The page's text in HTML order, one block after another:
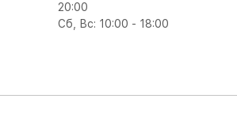
20:00
Сб, Вс: 10:00 - 18:00